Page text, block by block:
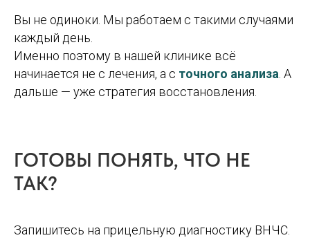
Вы не одиноки. Мы работаем с такими случаями
каждый день.
Именно поэтому в нашей клинике всё
начинается не с лечения, а с точного анализа . А
дальше — уже стратегия восстановления.
ГОТОВЫ ПОНЯТЬ, ЧТО НЕ
ТАК?
Запишитесь на прицельную диагностику ВНЧС.